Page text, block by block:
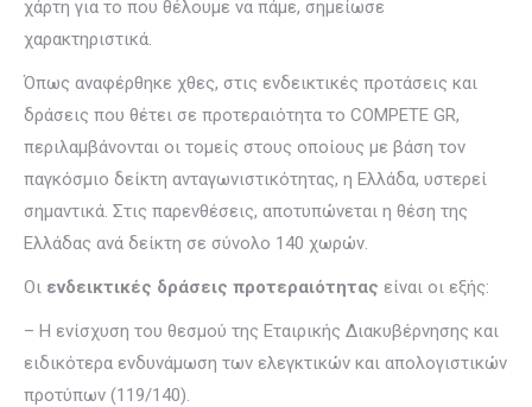
χάρτη για το που θέλουμε να πάμε, σημείωσε
χαρακτηριστικά.
Όπως αναφέρθηκε χθες, στις ενδεικτικές προτάσεις και
δράσεις που θέτει σε προτεραιότητα το COMPETE GR,
περιλαμβάνονται οι τομείς στους οποίους με βάση τον
παγκόσμιο δείκτη ανταγωνιστικότητας, η Ελλάδα, υστερεί
σημαντικά. Στις παρενθέσεις, αποτυπώνεται η θέση της
Ελλάδας ανά δείκτη σε σύνολο 140 χωρών.
Οι ενδεικτικές δράσεις προτεραιότητας είναι οι εξής:
– Η ενίσχυση του θεσμού της Εταιρικής Διακυβέρνησης και
ειδικότερα ενδυνάμωση των ελεγκτικών και απολογιστικών
προτύπων (119/140).